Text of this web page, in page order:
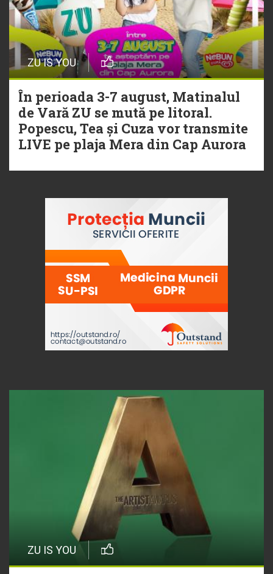
ZU IS YOU
În perioada 3-7 august, Matinalul
de Vară ZU se mută pe litoral.
Popescu, Tea și Cuza vor transmite
LIVE pe plaja Mera din Cap Aurora
ZU IS YOU